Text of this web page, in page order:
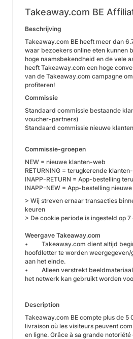
Takeaway.com BE
Beschrijving
Takeaway.com BE heeft meer dan
waar bezoekers online eten kunnen
hoge naamsbekendheid en de vele
heeft Takeaway.com een hoge
van de Takeaway.com campagne
profiteren!
Commissie
Standaard commissie bestaande
voucher-partners)
Standaard commissie nieuwe
Commissie-groepen
NEW = ​​nieuwe klanten-web
RETURNING = terugkerende
INAPP-RETURN = App-bestelling
INAPP-NEW = App-bestelling
> Wij streven ernaar transacties
keuren
> De cookie periode is ingesteld op 7
Weergave Takeaway.com
• Takeaway.com dient altijd
hoofdletter te worden weergegeven/
aan het einde.
• Alleen verstrekt beeldmateriaal
het netwerk kan gebruikt worden
Description
Takeaway.com BE compte plus de 5
livraison où les visiteurs peuvent
en ligne. Grâce à sa grande